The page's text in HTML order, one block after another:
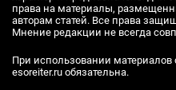
права на материалы,
авторам статей. Все права
Мнение редакции не всегда
При использовании материалов
esoreiter.ru обязательна.